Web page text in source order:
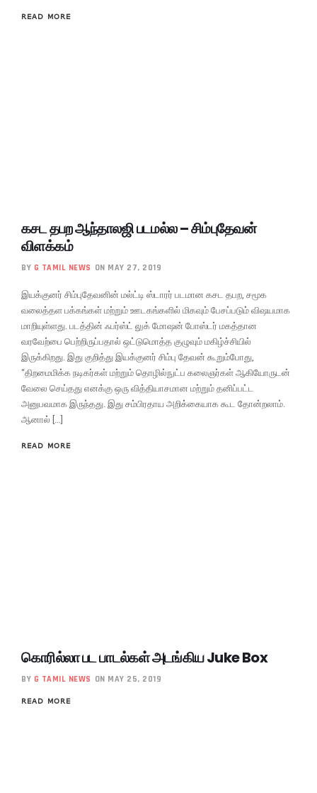
READ MORE
கசட தபற ஆந்தாலஜி படமல்ல – சிம்புதேவன்
விளக்கம்
BY G TAMIL NEWS ON MAY 27, 2019
இயக்குனர் சிம்புதேவனின் மல்ட்டி ஸ்டாரர் படமான கசட தபற, சமூக
வலைத்தள பக்கங்கள் மற்றும் ஊடகங்களில் மிகவும் பேசப்படும் விஷயமாக
மாறியுள்ளது. படத்தின் ஃபர்ஸ்ட் லுக் மோஷன் போஸ்டர் மகத்தான
வரவேற்பை பெற்றிருப்பதால் ஒட்டுமொத்த குழுவும் மகிழ்ச்சியில்
இருக்கிறது. இது குறித்து இயக்குனர் சிம்பு தேவன் கூறும்போது,
“திறமைமிக்க நடிகர்கள் மற்றும் தொழில்நுட்ப கலைஞர்கள் ஆகியோருடன்
வேலை செய்தது எனக்கு ஒரு வித்தியாசமான மற்றும் தனிப்பட்ட
அனுபவமாக இருந்தது. இது சம்பிரதாய அறிக்கையாக கூட தோன்றலாம்.
ஆனால் […]
READ MORE
கொரில்லா பட பாடல்கள் அடங்கிய Juke Box
BY G TAMIL NEWS ON MAY 25, 2019
READ MORE